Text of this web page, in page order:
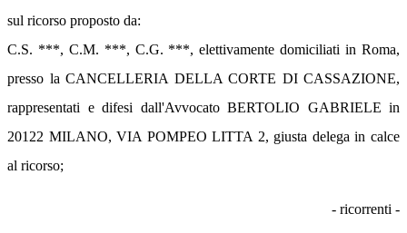
sul ricorso proposto da:
C.S. ***, C.M. ***, C.G. ***, elettivamente domiciliati in Roma,
presso la CANCELLERIA DELLA CORTE DI CASSAZIONE,
rappresentati e difesi dall'Avvocato BERTOLIO GABRIELE in
20122 MILANO, VIA POMPEO LITTA 2, giusta delega in calce
al ricorso;
- ricorrenti -